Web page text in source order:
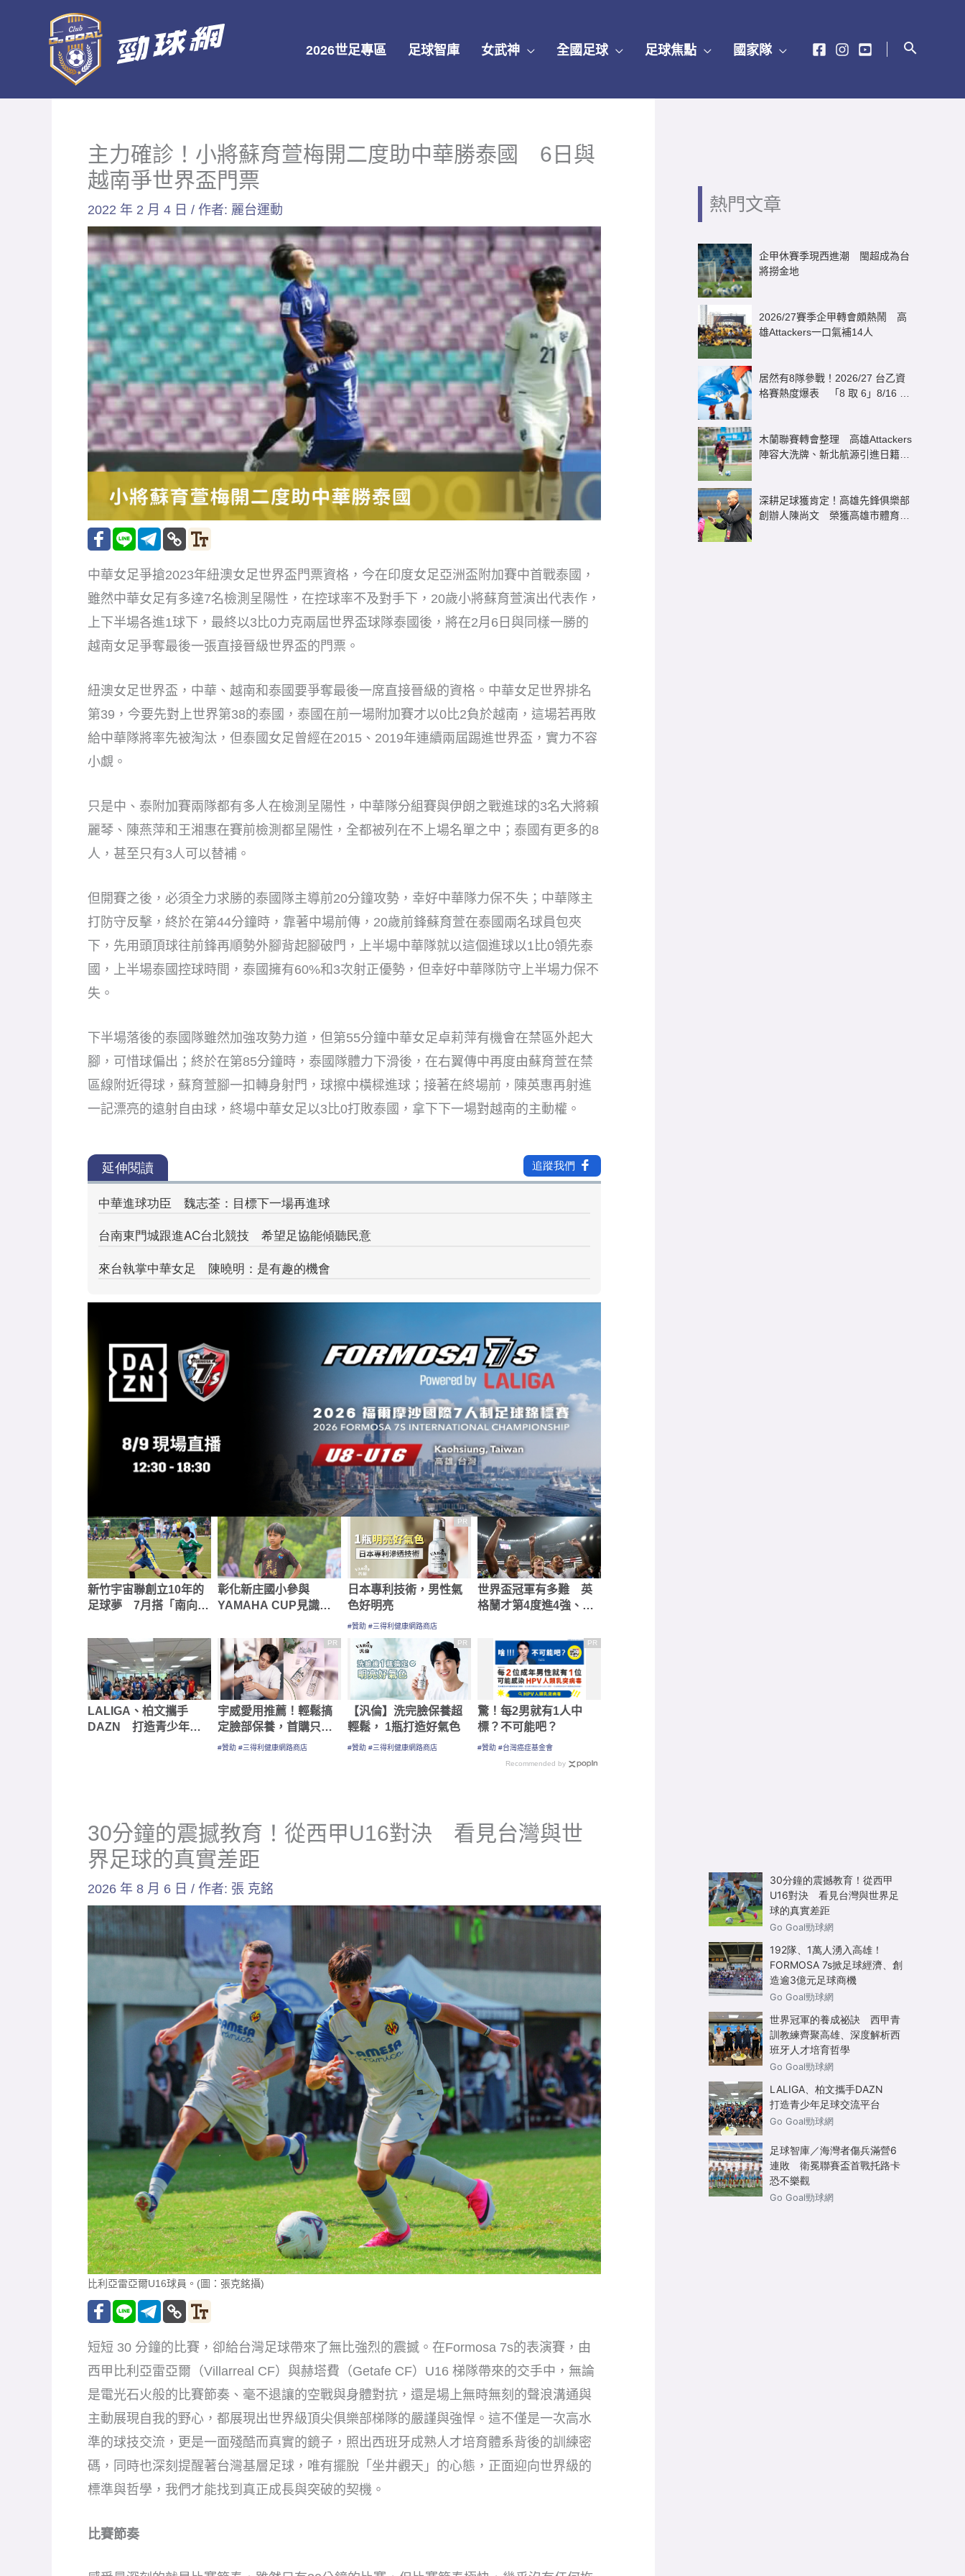
2026世足專區 足球智庫 女武神 全國足球 足球焦點 國家隊
主力確診！小將蘇育萱梅開二度助中華勝泰國 6日與
越南爭世界盃門票
2022 年 2 月 4 日 / 作者: 麗台運動
中華女足爭搶2023年紐澳女足世界盃門票資格，今在印度女足亞洲盃附加賽中首戰泰國，
雖然中華女足有多達7名檢測呈陽性，在控球率不及對手下，20歲小將蘇育萱演出代表作，
上下半場各進1球下，最終以3比0力克兩屆世界盃球隊泰國後，將在2月6日與同樣一勝的
越南女足爭奪最後一張直接晉級世界盃的門票。
紐澳女足世界盃，中華、越南和泰國要爭奪最後一席直接晉級的資格。中華女足世界排名
第39，今要先對上世界第38的泰國，泰國在前一場附加賽才以0比2負於越南，這場若再敗
給中華隊將率先被淘汰，但泰國女足曾經在2015、2019年連續兩屆踢進世界盃，實力不容
小覷。
只是中、泰附加賽兩隊都有多人在檢測呈陽性，中華隊分組賽與伊朗之戰進球的3名大將賴
麗琴、陳燕萍和王湘惠在賽前檢測都呈陽性，全都被列在不上場名單之中；泰國有更多的8
人，甚至只有3人可以替補。
但開賽之後，必須全力求勝的泰國隊主導前20分鐘攻勢，幸好中華隊力保不失；中華隊主
打防守反擊，終於在第44分鐘時，靠著中場前傳，20歲前鋒蘇育萱在泰國兩名球員包夾
下，先用頭頂球往前鋒再順勢外腳背起腳破門，上半場中華隊就以這個進球以1比0領先泰
國，上半場泰國控球時間，泰國擁有60%和3次射正優勢，但幸好中華隊防守上半場力保不
失。
下半場落後的泰國隊雖然加強攻勢力道，但第55分鐘中華女足卓莉萍有機會在禁區外起大
腳，可惜球偏出；終於在第85分鐘時，泰國隊體力下滑後，在右翼傳中再度由蘇育萱在禁
區線附近得球，蘇育萱腳一扣轉身射門，球擦中橫樑進球；接著在終場前，陳英惠再射進
一記漂亮的遠射自由球，終場中華女足以3比0打敗泰國，拿下下一場對越南的主動權。
新竹宇宙聯創立10年的
策」赴越南交流
YAMAHA CUP見識足
球魅力 石允飛展現
「身材不代表一切」的
日本專利技術，男性氣
色好明亮
#贊助 #三得利健康網路商店
世界盃冠軍有多難 英
格蘭才第4度進4強、如
果進冠軍戰將是相隔60
年
LALIGA、柏文攜手
DAZN 打造青少年足
球交流平台
PR
宇威愛用推薦！輕鬆搞
定臉部保養，首購只要
$390
#贊助 #三得利健康網路商店
PR
【汎倫】洗完臉保養超
輕鬆， 1瓶打造好氣色
#贊助 #三得利健康網路商店
驚！每2男就有1人中
標？不可能吧？
#贊助 #台灣癌症基金會
Recommended by
熱門文章
企甲休賽季現西進潮 閩超成為台
將撈金地
2026/27賽季企甲轉會頗熱鬧 高
雄Attackers一口氣補14人
居然有8隊參戰！2026/27 台乙資
格賽熱度爆表 「8 取 6」8/16 正
木蘭聯賽轉會整理 高雄Attackers
陣容大洗牌、新北航源引進日籍雙
深耕足球獲肯定！高雄先鋒俱樂部
創辦人陳尚文 榮獲高雄市體育有
30分鐘的震撼教育！從西甲U16對決 看見台灣與世
界足球的真實差距
2026 年 8 月 6 日/ 作者:張 克銘
比利亞雷亞爾U16球員。(圖：張克銘攝)
短短 30 分鐘的比賽，卻給台灣足球帶來了無比強烈的震撼。在Formosa 7s的表演賽，由
西甲比利亞雷亞爾（Villarreal CF）與赫塔費（Getafe CF）U16 梯隊帶來的交手中，無論
是電光石火般的比賽節奏、毫不退讓的空戰與身體對抗，還是場上無時無刻的聲浪溝通與
主動展現自我的野心，都展現出世界級頂尖俱樂部梯隊的嚴謹與強悍。這不僅是一次高水
準的球技交流，更是一面殘酷而真實的鏡子，照出西班牙成熟人才培育體系背後的訓練密
碼，同時也深刻提醒著台灣基層足球，唯有擺脫「坐井觀天」的心態，正面迎向世界級的
標準與哲學，我們才能找到真正成長與突破的契機。
比賽節奏
感受最深刻的就是比賽節奏，雖然只有30分鐘的比賽，但比賽節奏極快，幾乎沒有任何拖
沓的情況出現，球員拿到球幾乎都很明白自己要做什麼，無論進攻或防守都有很清晰的明
確目標，讓比賽具有高速的節奏外，雙方都還有來有往，直呼30分鐘真的太短了。